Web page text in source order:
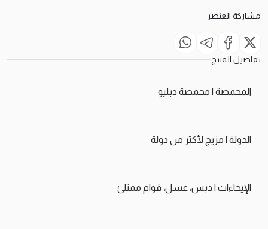
مشاركة العنصر
تفاصيل المنتج
المحمصة | محمصة دبليو
الدولة | مزيج لأكثر من دولة
الإيحاءات | دبس، عسل، قوام ممتلئ